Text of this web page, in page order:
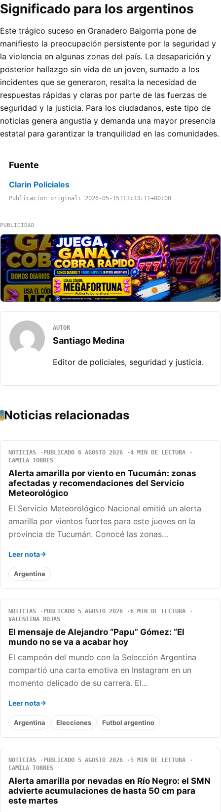
Significado para los argentinos
Este trágico suceso en Granadero Baigorria pone de
manifiesto la preocupación persistente por la seguridad y
la violencia en algunas zonas del país. La desaparición y
posterior hallazgo sin vida de un joven, sumado a los
incidentes que se generaron, resalta la necesidad de
respuestas rápidas y claras por parte de las fuerzas de
seguridad y la justicia. Para los ciudadanos, este tipo de
noticias genera angustia y demanda una mayor presencia
estatal para garantizar la tranquilidad en las comunidades.
Fuente
Clarin Policiales
Publicacion original: 2026-05-15T13:33:11+00:00
PUBLICIDAD
AUTOR
Santiago Medina
Editor de policiales, seguridad y justicia.
Noticias relacionadas
NOTICIAS PUBLICADO 6 AGOSTO 2026
4 MIN DE LECTURA
CAMILA TORRES
Alerta amarilla por viento en Tucumán: zonas
afectadas y recomendaciones del Servicio
Meteorológico
El Servicio Meteorológico Nacional emitió un alerta
amarilla por vientos fuertes para este jueves en la
provincia de Tucumán. Conocé las zonas…
Leer nota
Argentina
NOTICIAS PUBLICADO 5 AGOSTO 2026
6 MIN DE LECTURA
VALENTINA ROJAS
El mensaje de Alejandro “Papu” Gómez: “El
mundo no se va a acabar hoy
El campeón del mundo con la Selección Argentina
compartió una carta emotiva en Instagram en un
momento delicado de su carrera. El…
Leer nota
Argentina Elecciones Futbol argentino
NOTICIAS PUBLICADO 5 AGOSTO 2026
5 MIN DE LECTURA
CAMILA TORRES
Alerta amarilla por nevadas en Río Negro: el SMN
advierte acumulaciones de hasta 50 cm para
este martes